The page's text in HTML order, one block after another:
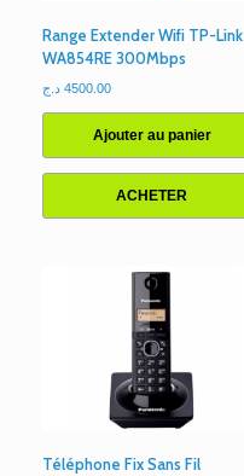
Range Extender Wifi TP-Link
WA854RE 300Mbps
4500.00 د.ج
Ajouter au panier
ACHETER
Téléphone Fix Sans Fil